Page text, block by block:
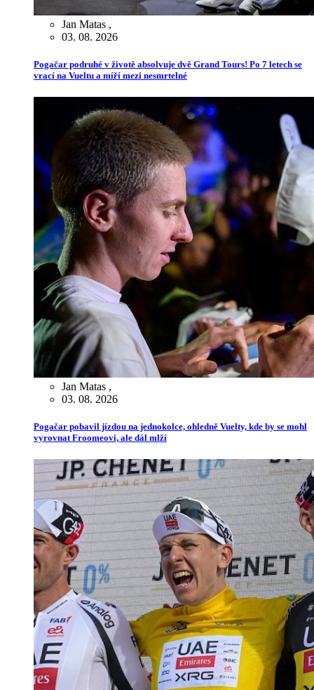
Jan Matas ,
03. 08. 2026
Pogačar podruhé v životě absolvuje dvě Grand Tours! Po 7 letech se
vrací na Vueltu a míří mezi nesmrtelné
Jan Matas ,
03. 08. 2026
Pogačar pobavil jízdou na jednokolce, ohledně Vuelty, kde by se mohl
vyrovnat Froomeovi, ale dál mlží